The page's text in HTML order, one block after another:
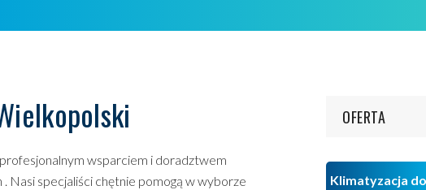
wsparciem i doradztwem
Nasi specjaliści chętnie pomogą w wyborze
OFERTA
Klimatyzacja